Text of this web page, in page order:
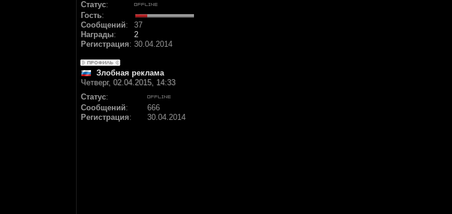
Статус:
Гость:
Сообщений:
37
Награды:
2
Регистрация: 30.04.2014
Злобная реклама
Четверг, 02.04.2015, 14:33
Статус:
Сообщений:
666
Регистрация: 30.04.2014